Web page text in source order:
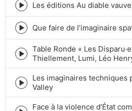
Episode
play
icon
Les éditions Au diable
Episode
play
icon
Que faire de l’imaginaire
Episode
play
icon
Table Ronde « Les
Thiellement, Lumi, Léo
Episode
play
icon
Les imaginaires techniques
Valley
Face à la violence d’État